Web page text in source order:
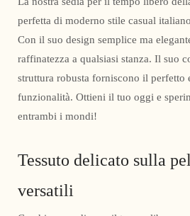
perfetta di moderno stile casual
Con il suo design semplice ma
raffinatezza a qualsiasi stanza. Il suo
struttura robusta forniscono il perfetto
funzionalità. Ottieni il tuo oggi e
entrambi i mondi!
Tessuto delicato sulla
versatili